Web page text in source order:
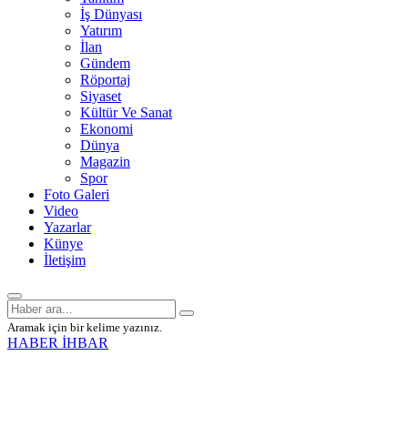
İş Dünyası
Yatırım
İlan
Gündem
Röportaj
Siyaset
Kültür Ve Sanat
Ekonomi
Dünya
Magazin
Spor
Foto Galeri
Video
Yazarlar
Künye
İletişim
Aramak için bir kelime yazınız.
HABER İHBAR